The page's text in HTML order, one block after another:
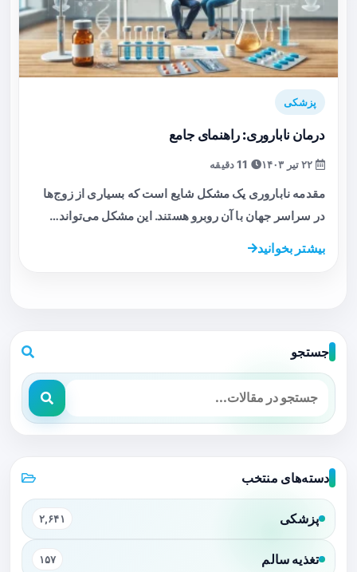
پزشکی
درمان ناباروری: راهنمای جامع
مقدمه ناباروری یک مشکل شایع است که بسیاری از زوج‌ها
در سراسر جهان با آن روبرو هستند. این مشکل می‌تواند…
بیشتر بخوانید
جستجو
دسته‌های منتخب
پزشکی ۲,۶۴۱
تغذیه سالم ۱۵۷